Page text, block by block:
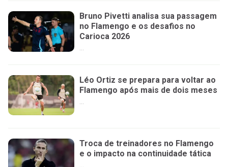
Bruno Pivetti analisa sua passagem
no Flamengo e os desafios no
Carioca 2026
...
Léo Ortiz se prepara para voltar ao
Flamengo após mais de dois meses
Troca de treinadores no Flamengo
e o impacto na continuidade tática
...